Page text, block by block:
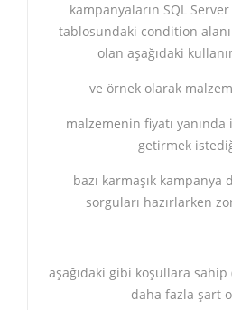
kampanyaların SQL
tablosundaki condition
olan aşağıdaki
ve örnek olarak
malzemenin fiyatı yanında
getirmek
bazı karmaşık
sorguları hazırlarken
aşağıdaki gibi koşullara
daha fazla şart